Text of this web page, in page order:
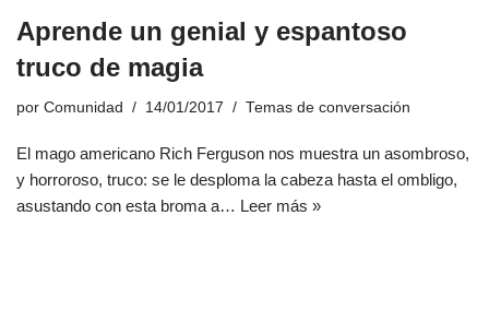
Aprende un genial y espantoso
truco de magia
por Comunidad 14/01/2017 Temas de conversación
El mago americano Rich Ferguson nos muestra un asombroso,
y horroroso, truco: se le desploma la cabeza hasta el ombligo,
asustando con esta broma a… Leer más »